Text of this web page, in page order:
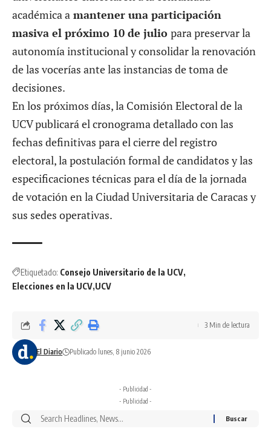
académica a mantener una participación
masiva el próximo 10 de julio para preservar la
autonomía institucional y consolidar la renovación
de las vocerías ante las instancias de toma de
decisiones.
En los próximos días, la Comisión Electoral de la
UCV publicará elcronogramadetallado con las
fechas definitivas para el cierre del registro
electoral, la postulación formal de candidatos y las
especificaciones técnicas para el día de la jornada
de votación en la Ciudad Universitaria de Caracas y
sus sedes operativas.
Etiquetado: Consejo Universitario de la UCV
Elecciones en la UCV UCV
El Diario Publicado lunes, 8 junio 2026
3 Min de lectura
- Publicidad -
- Publicidad -